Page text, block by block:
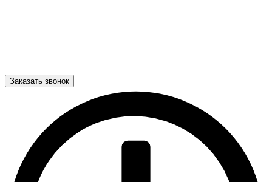
Заказать звонок